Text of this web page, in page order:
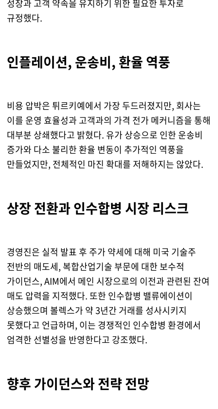
성장과 고객 약속을 유지하기 위한 필요한 투자로
규정했다.
인플레이션, 운송비, 환율 역풍
비용 압박은 튀르키예에서 가장 두드러졌지만, 회사는
이를 운영 효율성과 고객과의 가격 전가 메커니즘을 통해
대부분 상쇄했다고 밝혔다. 유가 상승으로 인한 운송비
증가와 다소 불리한 환율 변동이 추가적인 역풍을
만들었지만, 전체적인 마진 확대를 저해하지는 않았다.
상장 전환과 인수합병 시장 리스크
경영진은 실적 발표 후 주가 약세에 대해 미국 기술주
전반의 매도세, 복합산업기술 부문에 대한 보수적
가이던스, AIM에서 메인 시장으로의 이전과 관련된 잔여
매도 압력을 지적했다. 또한 인수합병 밸류에이션이
상승했으며 볼렉스가 약 3년간 거래를 성사시키지
못했다고 언급하며, 이는 경쟁적인 인수합병 환경에서
엄격한 선별성을 반영한다고 강조했다.
향후 가이던스와 전략 전망